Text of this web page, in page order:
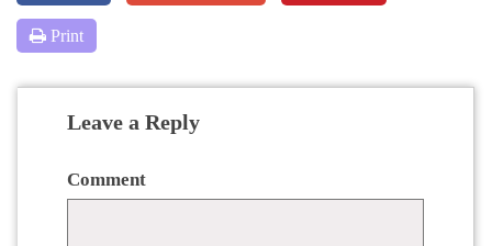
Print
Leave a Reply
Comment